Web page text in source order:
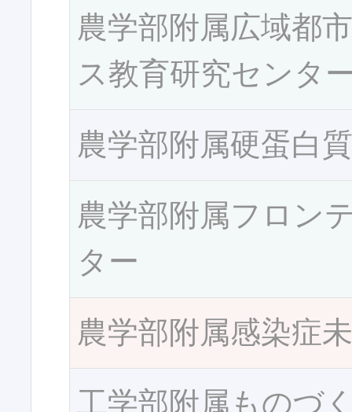
農学部附属広域都
ス教育研究センタ
農学部附属硬蛋白
農学部附属フロン
ター
農学部附属感染症
工学部附属ものづ